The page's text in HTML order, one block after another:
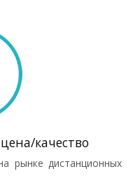
качество
рынке дистанционных